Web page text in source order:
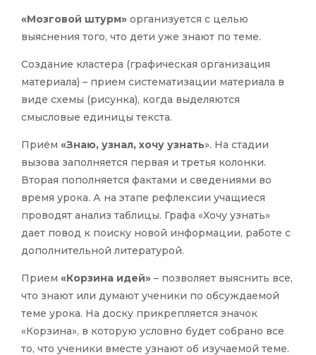
«Мозговой штурм» организуется с целью
выяснения того, что дети уже знают по теме.
Создание кластера (графическая организация
материала) – прием систематизации материала в
виде схемы (рисунка), когда выделяются
смысловые единицы текста.
Приём «Знаю, узнал, хочу узнать». На стадии
вызова заполняется первая и третья колонки.
Вторая пополняется фактами и сведениями во
время урока. А на этапе рефлексии учащиеся
проводят анализ таблицы. Графа «Хочу узнать»
дает повод к поиску новой информации, работе с
дополнительной литературой.
Прием «Корзина идей» – позволяет выяснить все,
что знают или думают ученики по обсуждаемой
теме урока. На доску прикрепляется значок
«Корзина», в которую условно будет собрано все
то, что ученики вместе узнают об изучаемой теме.